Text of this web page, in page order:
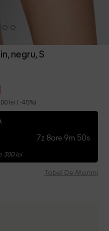
negru, S
lei ( -45%)
7z 8ore 9m 49s
300 lei
Tabel De Marimi